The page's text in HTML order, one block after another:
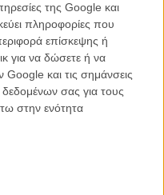
της Google και
πληροφορίες που
επίσκεψης ή
για να δώσετε ή να
και τις σημάνσεις
σας για τους
στην ενότητα
σχεδίων στο οποίο
Γκοντρί, ναυάγησε εντελώς
της ταινίας και
το «Green Hornet» :
κινούμενα σχέδια θα ήταν
ταινία είναι τελικά
το "Green Hornet".